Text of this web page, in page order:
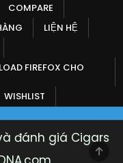
COMPARE
LIỆN HỆ
FIREFOX CHO
WISHLIST
đánh giá Cigars